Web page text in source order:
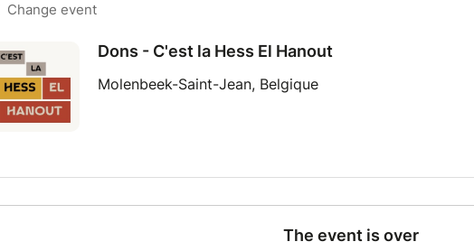
Change event
Dons - C'est la Hess El Hanout
Molenbeek-Saint-Jean, Belgique
The event is over